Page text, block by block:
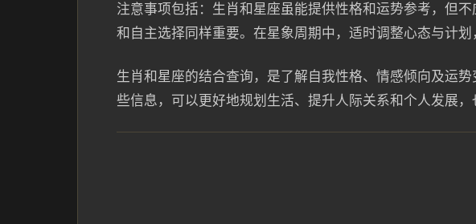
注意事项包括：生肖和星座虽能提供性格和运势参考，但
和自主选择同样重要。在星象周期中，适时调整心态与计划
生肖和星座的结合查询，是了解自我性格、情感倾向及运
些信息，可以更好地规划生活、提升人际关系和个人发展，